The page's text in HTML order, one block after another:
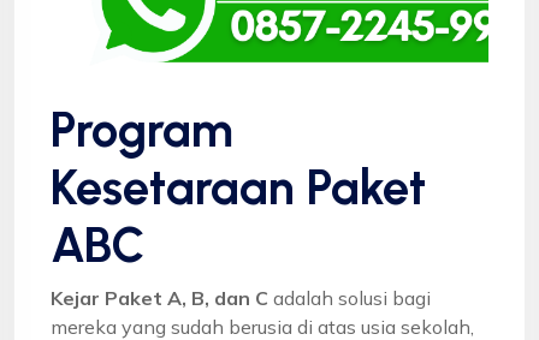
Program
Kesetaraan Paket
ABC
Kejar Paket A, B, dan C adalah solusi bagi
mereka yang sudah berusia di atas usia sekolah,